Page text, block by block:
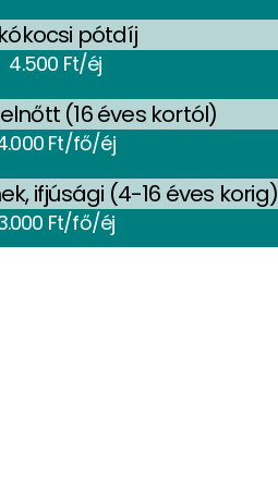
pótdíj
4.500 Ft/éj
(16 éves kortól)
Ft/fő/éj
ifjúsági (4-16 éves korig)
Ft/fő/éj